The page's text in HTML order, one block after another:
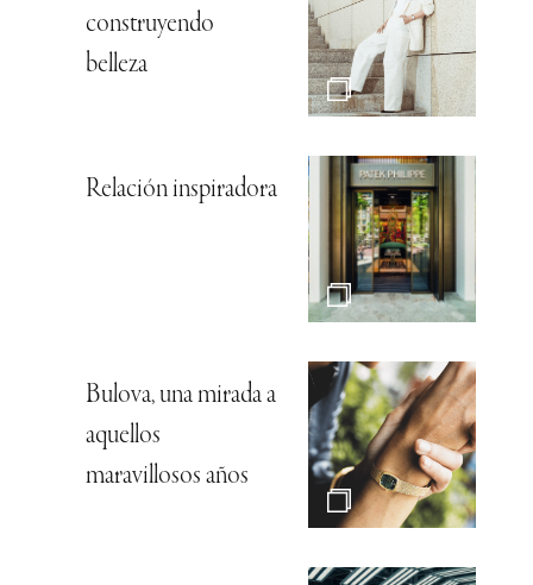
construyendo
belleza
Relación inspiradora
Bulova, una mirada a
aquellos
maravillosos años